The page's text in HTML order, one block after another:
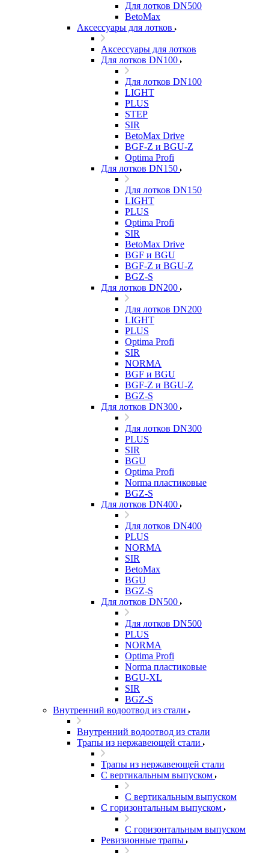
Для лотков DN500
BetoMax
Аксессуары для лотков
Аксессуары для лотков
Для лотков DN100
Для лотков DN100
LIGHT
PLUS
STEP
SIR
BetoMax Drive
BGF-Z и BGU-Z
Optima Profi
Для лотков DN150
Для лотков DN150
LIGHT
PLUS
Optima Profi
SIR
BetoMax Drive
BGF и BGU
BGF-Z и BGU-Z
BGZ-S
Для лотков DN200
Для лотков DN200
LIGHT
PLUS
Optima Profi
SIR
NORMA
BGF и BGU
BGF-Z и BGU-Z
BGZ-S
Для лотков DN300
Для лотков DN300
PLUS
SIR
BGU
Optima Profi
Norma пластиковые
BGZ-S
Для лотков DN400
Для лотков DN400
PLUS
NORMA
SIR
BetoMax
BGU
BGZ-S
Для лотков DN500
Для лотков DN500
PLUS
NORMA
Optima Profi
Norma пластиковые
BGU-XL
SIR
BGZ-S
Внутренний водоотвод из стали
Внутренний водоотвод из стали
Трапы из нержавеющей стали
Трапы из нержавеющей стали
С вертикальным выпуском
С вертикальным выпуском
С горизонтальным выпуском
С горизонтальным выпуском
Ревизионные трапы